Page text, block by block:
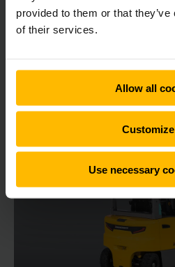
provided to them or that
of their services.
Allow all
Customize
Use necessary